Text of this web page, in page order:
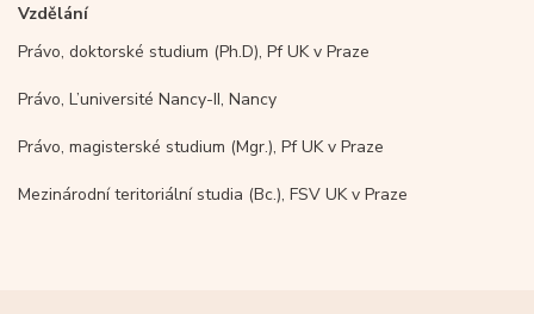
Vzdělání
Právo, doktorské studium (Ph.D), Pf UK v Praze
Právo, L’université Nancy-II, Nancy
Právo, magisterské studium (Mgr.), Pf UK v Praze
Mezinárodní teritoriální studia (Bc.), FSV UK v Praze